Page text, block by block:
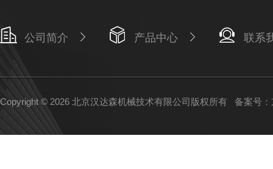
公司简介 产品中心 联系
Copyright © 2026 北京汉达森机械技术有限公司版权所有 备案号：